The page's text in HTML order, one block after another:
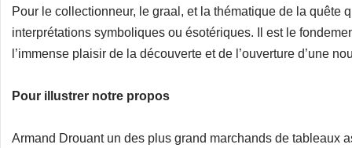
Pour le collectionneur, le graal, et la thématique de la quête
interprétations symboliques ou ésotériques. Il est le
l’immense plaisir de la découverte et de l’ouverture d’une
Pour illustrer notre propos
Armand Drouant un des plus grand marchands de tableaux